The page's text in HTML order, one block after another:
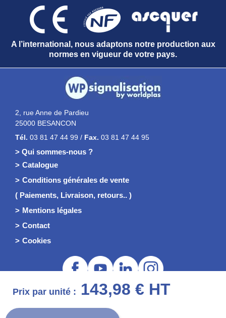
Prix par unité : 143,98 € HT
A l’international, nous adaptons notre production aux
normes en vigueur de votre pays.
2, rue Anne de Pardieu
25000 BESANCON
Tél. 03 81 47 44 99 / Fax. 03 81 47 44 95
> Qui sommes-nous ?
Catalogue
Conditions générales de vente
( Paiements, Livraison, retours.. )
Mentions légales
Contact
Cookies